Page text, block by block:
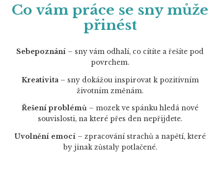
Co vám práce se sny může
přinést
Sebepoznání – sny vám odhalí, co cítíte a řešíte pod
povrchem.
Kreativita– sny dokážou inspirovat k pozitivním
životním změnám.
Řešení problémů – mozek ve spánku hledá nové
souvislosti, na které přes den nepřijdete.
Uvolnění emocí – zpracování strachů a napětí, které
by jinak zůstaly potlačené.